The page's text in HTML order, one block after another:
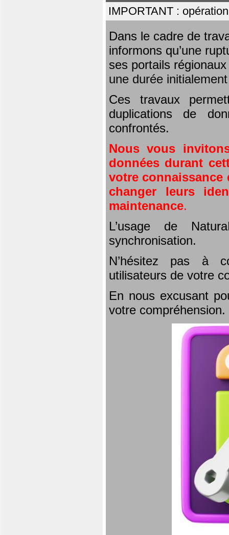
IMPORTANT :
Dans le cadre de
informons qu’une
ses portails
une durée
Ces travaux
duplications de
confrontés.
Nous vous
données durant
votre connaissance
changer leurs
maintenance.
L’usage de
synchronisation.
N’hésitez pas à
utilisateurs de votre
En nous excusant
votre compréhension.